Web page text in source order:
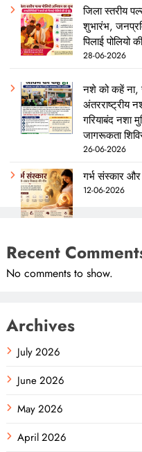
जिला स्तरीय
शुभारंभ,
पिलाई पोलियो
28-06-2026
नशे को कहें ना,
अंतरराष्ट्रीय
गरियाबंद नशा
जागरूकता
26-06-2026
गर्भ संस्कार
12-06-2026
Recent
No comments to show.
Archives
July 2026
June 2026
May 2026
April 2026